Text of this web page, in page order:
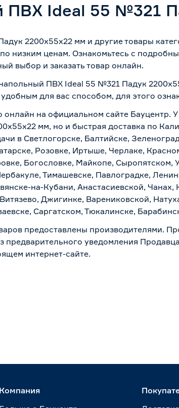
ПВХ Ideal 55 №321
2200х55х22 мм и другие товары
низким ценам. Ознакомьтесь с
выбор и заказать товар онлайн.
ПВХ Ideal 55 №321 Падук
для вас способом, для этого
онлайн на официальном сайте Бауцентр.
мм, но и быстрая доставка по
в Светлогорске, Балтийске,
Розовке, Иртыше, Черлаке,
Богословке, Майкопе,
Тимашевске, Павлоградке,
на-Кубани, Анастасиевской,
Джигинке, Варениковской,
Саргатском, Тюкалинске,
предоставлены производителями.
уведомления
интернет-сайте.
Компания